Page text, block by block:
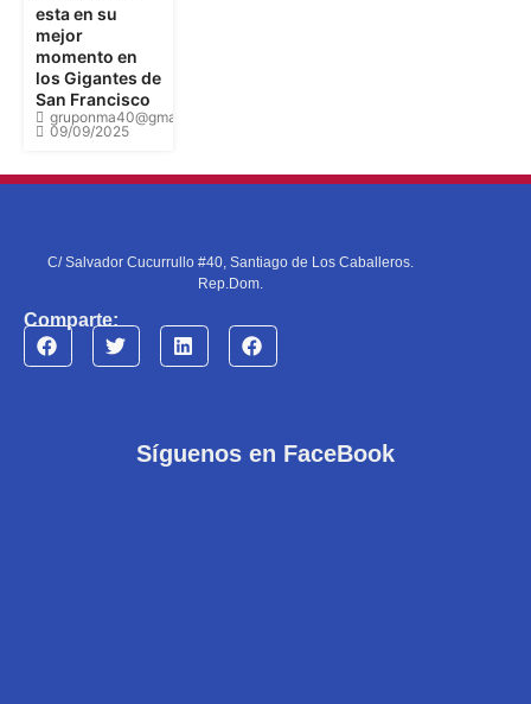
esta en su
mejor
momento en
los Gigantes de
San Francisco
gruponma40@gmail.com
09/09/2025
C/ Salvador Cucurrullo #40, Santiago de Los Caballeros.
Rep.Dom.
Comparte:
Síguenos en FaceBook